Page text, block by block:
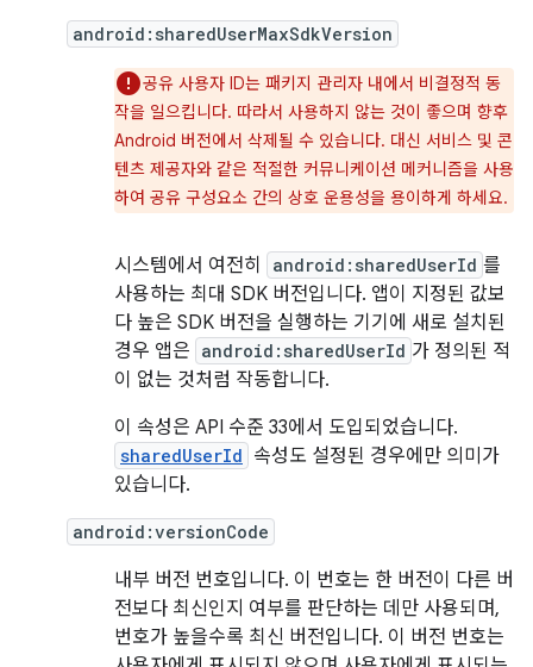
android:sharedUserMaxSdkVersion
공유 사용자 ID는 패키지 관리자 내에서 비결정적 동
작을 일으킵니다. 따라서 사용하지 않는 것이 좋으며 향후
Android 버전에서 삭제될 수 있습니다. 대신 서비스 및 콘
텐츠 제공자와 같은 적절한 커뮤니케이션 메커니즘을 사용
하여 공유 구성요소 간의 상호 운용성을 용이하게 하세요.
시스템에서 여전히 android:sharedUserId 를
사용하는 최대 SDK 버전입니다. 앱이 지정된 값보
다 높은 SDK 버전을 실행하는 기기에 새로 설치된
경우 앱은 android:sharedUserId 가 정의된 적
이 없는 것처럼 작동합니다.
이 속성은 API 수준 33에서 도입되었습니다.
sharedUserId 속성도 설정된 경우에만 의미가
있습니다.
android:versionCode
내부 버전 번호입니다. 이 번호는 한 버전이 다른 버
전보다 최신인지 여부를 판단하는 데만 사용되며,
번호가 높을수록 최신 버전입니다. 이 버전 번호는